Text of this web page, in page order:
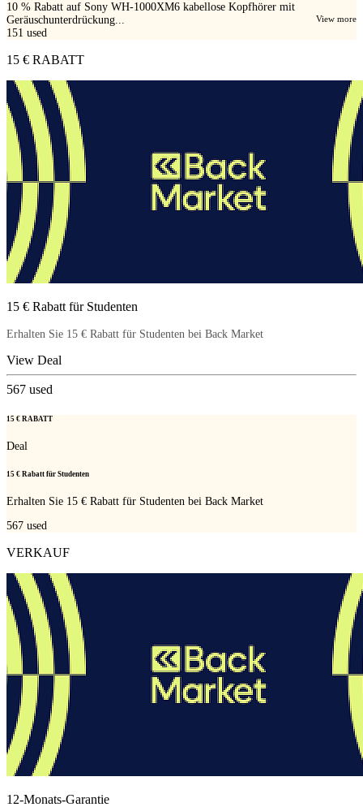
10 % Rabatt auf Sony WH-1000XM6 kabellose Kopfhörer mit
Geräuschunterdrückung...
View more
151 used
15 € RABATT
15 € Rabatt für Studenten
Erhalten Sie 15 € Rabatt für Studenten bei Back Market
View Deal
567 used
15 € RABATT
Deal
15 € Rabatt für Studenten
Erhalten Sie 15 € Rabatt für Studenten bei Back Market
567 used
VERKAUF
12-Monats-Garantie